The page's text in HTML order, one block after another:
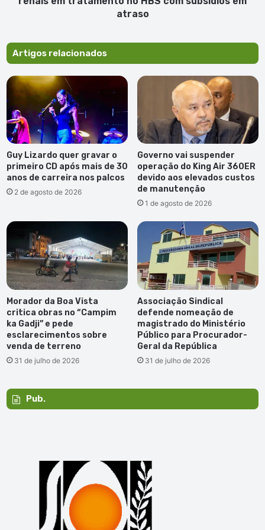
atraso
atraso
Artigos relacionados
Guy Lizardo quer gravar o
primeiro CD após mais de 30
anos de carreira nos palcos
2 de agosto de 2026
Governo vai suspender
operação do King Air 360ER
devido aos elevados custos
de manutenção
1 de agosto de 2026
Morador da Boa Vista
critica obras no “Campim
ka Gadji” e pede
esclarecimentos sobre
venda de terreno
31 de julho de 2026
Associação Sindical
defende nomeação de
magistrado do Ministério
Público para Procurador-
Geral da República
31 de julho de 2026
Pub.